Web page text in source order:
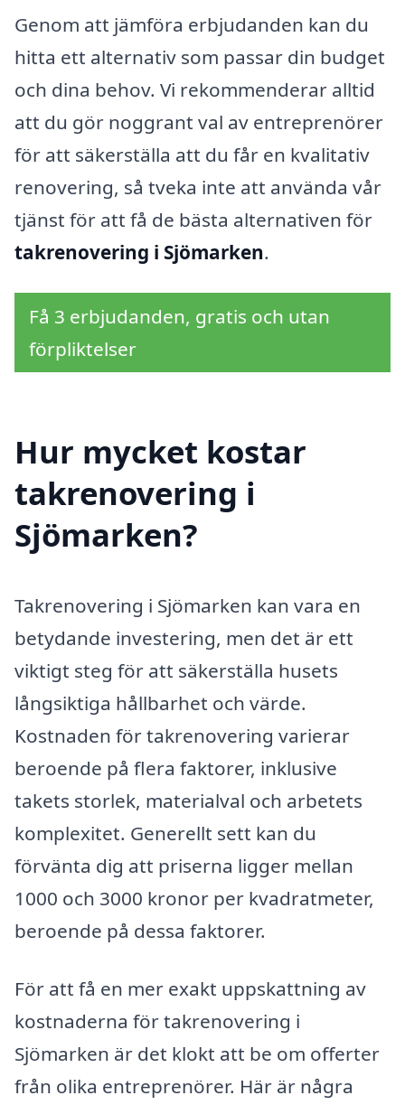
Genom att jämföra erbjudanden kan du
hitta ett alternativ som passar din budget
och dina behov. Vi rekommenderar alltid
att du gör noggrant val av entreprenörer
för att säkerställa att du får en kvalitativ
renovering, så tveka inte att använda vår
tjänst för att få de bästa alternativen för
takrenovering i Sjömarken.
Få 3 erbjudanden, gratis och utan
förpliktelser
Hur mycket kostar
takrenovering i
Sjömarken?
Takrenovering i Sjömarken kan vara en
betydande investering, men det är ett
viktigt steg för att säkerställa husets
långsiktiga hållbarhet och värde.
Kostnaden för takrenovering varierar
beroende på flera faktorer, inklusive
takets storlek, materialval och arbetets
komplexitet. Generellt sett kan du
förvänta dig att priserna ligger mellan
1000 och 3000 kronor per kvadratmeter,
beroende på dessa faktorer.
För att få en mer exakt uppskattning av
kostnaderna för takrenovering i
Sjömarken är det klokt att be om offerter
från olika entreprenörer. Här är några